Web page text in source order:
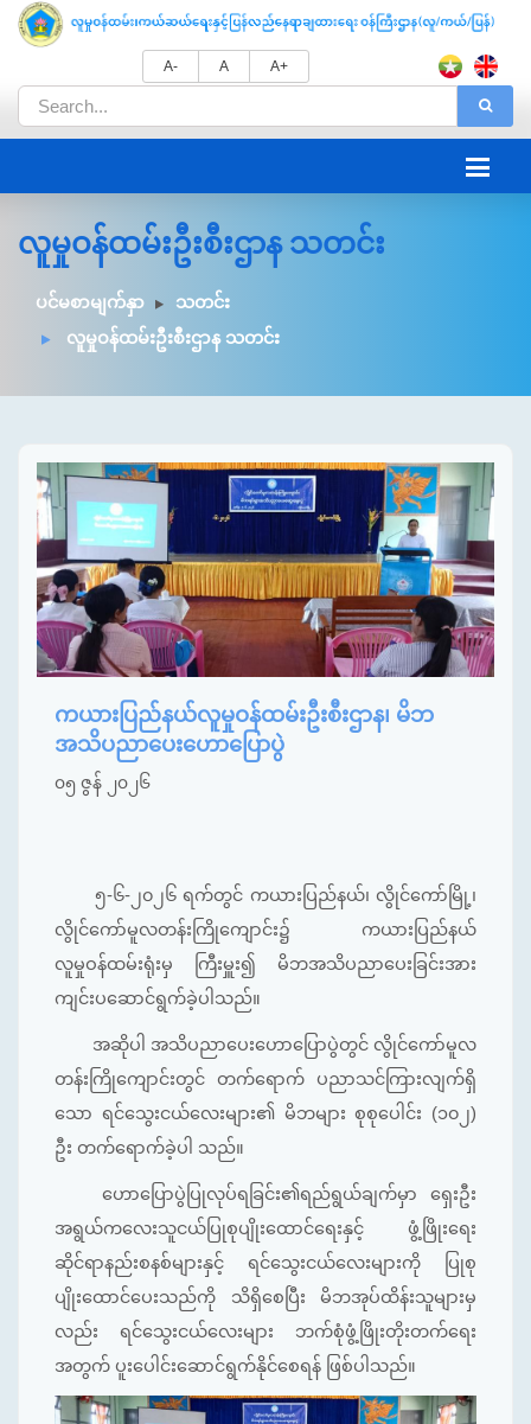
A- A A+
လူမှုဝန်ထမ်းဦးစီးဌာန သတင်း
ပင်မစာမျက်နှာ
သတင်း
လူမှုဝန်ထမ်းဦးစီးဌာန သတင်း
ကယားပြည်နယ်လူမှုဝန်ထမ်းဦးစီးဌာန၊ မိဘ
အသိပညာပေးဟောပြောပွဲ
၀၅ ဇွန် ၂၀၂၆
၅-၆-၂၀၂၆ ရက်တွင် ကယားပြည်နယ်၊ လွိုင်ကော်မြို့၊
လွိုင်ကော်မူလတန်းကြိုကျောင်း၌ ကယားပြည်နယ်
လူမှုဝန်ထမ်းရုံးမှ ကြီးမှူး၍ မိဘအသိပညာပေးခြင်းအား
ကျင်းပဆောင်ရွက်ခဲ့ပါသည်။
အဆိုပါ အသိပညာပေးဟောပြောပွဲတွင် လွိုင်ကော်မူလ
တန်းကြိုကျောင်းတွင် တက်‌ရောက် ပညာသင်ကြားလျက်ရှိ
သော ရင်သွေးငယ်လေးများ၏ မိဘများ စုစုပေါင်း (၁၀၂)
ဦး တက်ရောက်ခဲ့ပါ သည်။
ဟောပြောပွဲပြုလုပ်ရခြင်း၏ရည်ရွယ်ချက်မှာ ရှေးဦး
အရွယ်ကလေးသူငယ်ပြုစုပျိုးထောင်ရေးနှင့် ဖွံ့ဖြိုးရေး
ဆိုင်ရာနည်းစနစ်များနှင့် ရင်သွေးငယ်လေးများကို ပြုစု
ပျိုးထောင်ပေးသည်ကို သိရှိစေပြီး မိဘအုပ်ထိန်းသူများမှ
လည်း ရင်သွေးငယ်လေးများ ဘက်စုံဖွံ့ဖြိုးတိုးတက်ရေး
အတွက် ပူးပေါင်းဆောင်ရွက်နိုင်စေရန် ဖြစ်ပါသည်။